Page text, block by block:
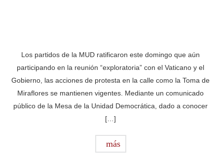
Los partidos de la MUD ratificaron este domingo que aún
participando en la reunión “exploratoria” con el Vaticano y el
Gobierno, las acciones de protesta en la calle como la Toma de
Miraflores se mantienen vigentes. Mediante un comunicado
público de la Mesa de la Unidad Democrática, dado a conocer
[…]
más